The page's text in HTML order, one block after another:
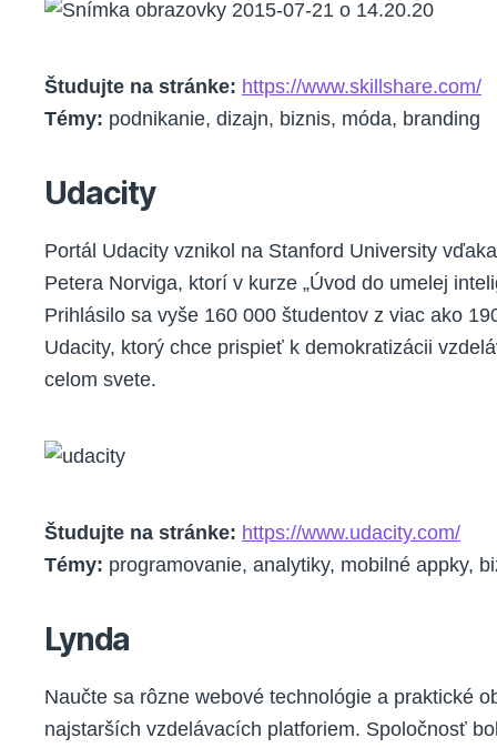
Študujte na stránke: https://www.skillshare.com/
Témy: podnikanie, dizajn, biznis, móda, branding
Udacity
Portál Udacity vznikol na Stanford University
Petera Norviga, ktorí v kurze „Úvod do umelej
Prihlásilo sa vyše 160 000 študentov z viac ako
Udacity, ktorý chce prispieť k demokratizácii
celom svete.
Študujte na stránke: https://www.udacity.com/
Témy: programovanie, analytiky, mobilné appky,
Lynda
Naučte sa rôzne webové technológie a praktické
najstarších vzdelávacích platforiem. Spoločnosť